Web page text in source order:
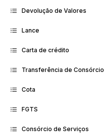
Devolução de Valores
Lance
Carta de crédito
Transferência de Consórcio
Cota
FGTS
Consórcio de Serviços